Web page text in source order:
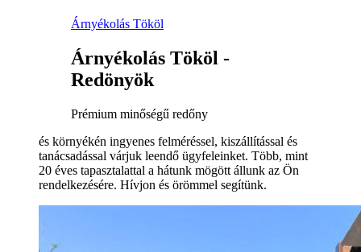
Árnyékolás Tököl
Árnyékolás Tököl -
Redönyök
Prémium minőségű redőny
és környékén ingyenes felméréssel, kiszállítással és
tanácsadással várjuk leendő ügyfeleinket. Több, mint
20 éves tapasztalattal a hátunk mögött állunk az Ön
rendelkezésére. Hívjon és örömmel segítünk.